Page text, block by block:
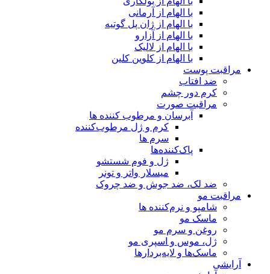
با الهام از آرمانی
با الهام از ژان پل گوتیه
با الهام از آزارو
با الهام از لالیک
با الهام از کلوین کلین
مراقبت پوست
ضد افتاب
کرم دور چشم
مراقبت صورت
آبرسان و مرطوب کننده ها
کرم و ژل مرطوب‌کننده
سرم ها
پاک‌کننده‌ها
ژل و فوم شستشو
میسلار واتر و تونر
ضد لک، ضد جوش و ضد چروک
مراقبت مو
شامپو و نرم‌کننده ها
ماسک مو
روغن و سرم مو
ژل، موس و اسپری مو
ماسک‌ها و لایه‌بردارها
آرایشی